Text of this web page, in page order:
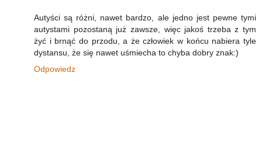
Autyści są różni, nawet bardzo, ale jedno jest pewne tymi
autystami pozostaną już zawsze, więc jakoś trzeba z tym
żyć i brnąć do przodu, a że człowiek w końcu nabiera tyle
dystansu, że się nawet uśmiecha to chyba dobry znak:)
Odpowiedz